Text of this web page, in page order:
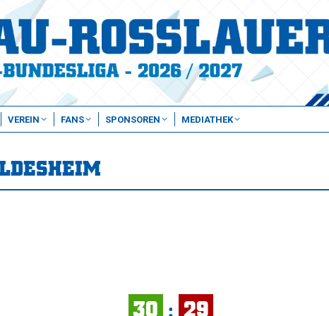
VEREIN FANS SPONSOREN MEDIATHEK
30 : 29